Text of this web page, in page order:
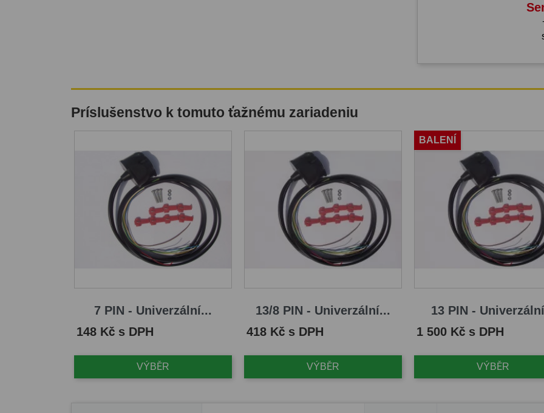
Príslušenstvo k tomuto ťažnému zariadeniu
7 PIN - Univerzální...
Cena
148 Kč s DPH
VÝBĚR
13/8 PIN - Univerzální...
Cena
418 Kč s DPH
VÝBĚR
13 PIN -
Cena
1 500 Kč s DPH
VÝBĚR
BALENÍ